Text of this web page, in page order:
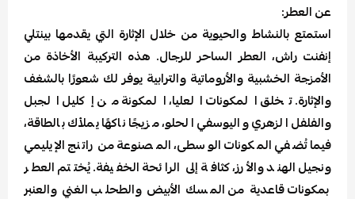
عن العطر:
استمتع بالنشاط والحيوية من خلال الإثارة التي يقدمها بينتلي
إنفنت راش، العطر الساحر للرجال. هذه التركيبة الأخاذة من
الأمزجة الخشبية والأروماتية والترابية يوفر لك شعورًا بالشغف
والإثارة. تخلق المكونات العليا، المكونة من إكليل الجبل
والفلفل الزهري واليوسفي الحلو، مزيجًا ناكهًا يملأك بالطاقة،
فيما تُضفي المكونات الوسطى، المصنوعة من راتنج الإيليمي
ونجيل الهند والأرز، كثافة إلى الرائحة الخفيفة. يُختتم العطر
بمكونات قاعدية من المسك الأبيض والطحلب الغني والعنبر